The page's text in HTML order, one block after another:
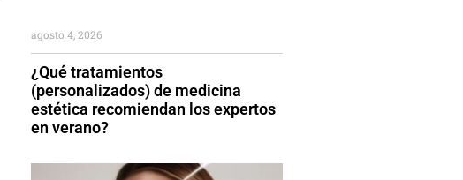
¿Qué tratamientos
(personalizados) de medicina
estética recomiendan los expertos
en verano?
agosto 4, 2026